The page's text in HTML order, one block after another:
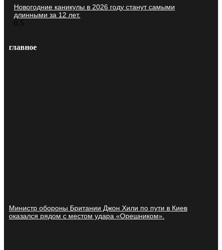
Новогодние каникулы в 2026 году станут самыми
длинными за 12 лет.
главное
Министр обороны Британии Джон Хили по пути в Киев
оказался рядом с местом удара «Орешником».